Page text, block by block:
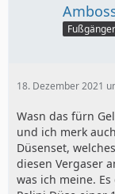
Fußgänger
18. Dezember 2021
Wasn das fürn
und ich merk
Düsenset,
diesen Vergaser
was ich meine.